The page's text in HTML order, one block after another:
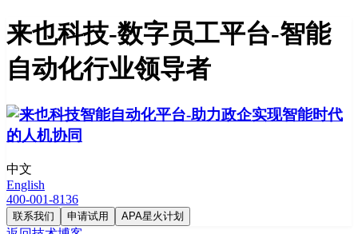
来也科技-数字员工平台-智能
自动化行业领导者
中文
English
400-001-8136
联系我们 申请试用 APA星火计划